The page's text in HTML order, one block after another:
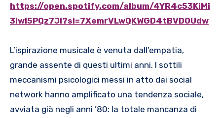
https://open.spotify.com/album/4YR4c53KiMi
3IwI5PQz7Ji?si=7XemrVLwQKWGD4tBVDOUdw
L’ispirazione musicale è venuta dall’empatia,
grande assente di questi ultimi anni. I sottili
meccanismi psicologici messi in atto dai social
network hanno amplificato una tendenza sociale,
avviata già negli anni ’80: la totale mancanza di